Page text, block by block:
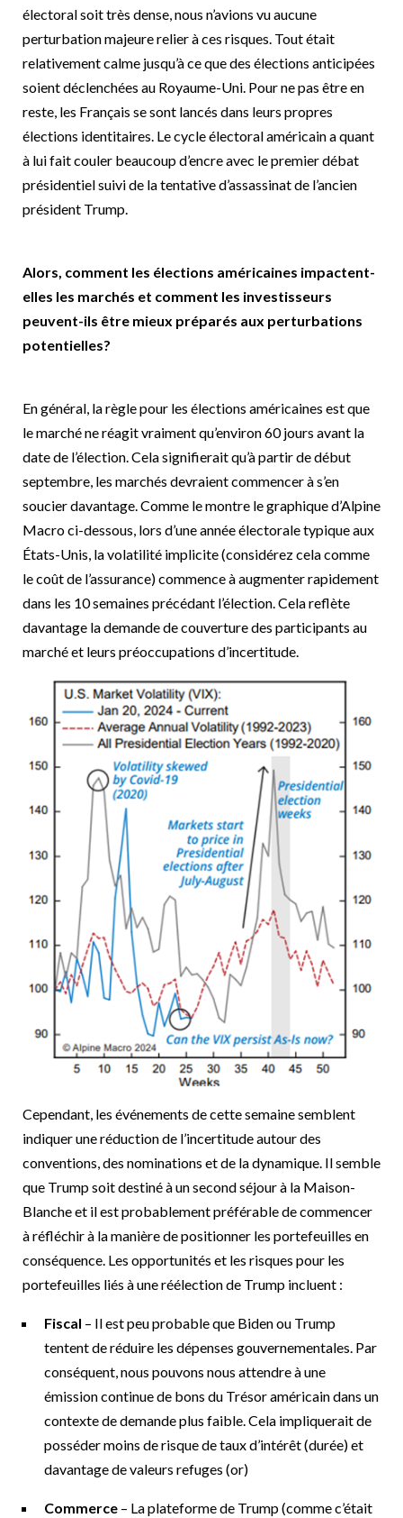
électoral soit très dense, nous n’avions vu aucune
perturbation majeure relier à ces risques. Tout était
relativement calme jusqu’à ce que des élections anticipées
soient déclenchées au Royaume-Uni. Pour ne pas être en
reste, les Français se sont lancés dans leurs propres
élections identitaires. Le cycle électoral américain a quant
à lui fait couler beaucoup d’encre avec le premier débat
présidentiel suivi de la tentative d’assassinat de l’ancien
président Trump.
Alors, comment les élections américaines impactent-
elles les marchés et comment les investisseurs
peuvent-ils être mieux préparés aux perturbations
potentielles?
En général, la règle pour les élections américaines est que
le marché ne réagit vraiment qu’environ 60 jours avant la
date de l’élection. Cela signifierait qu’à partir de début
septembre, les marchés devraient commencer à s’en
soucier davantage. Comme le montre le graphique d’Alpine
Macro ci-dessous, lors d’une année électorale typique aux
États-Unis, la volatilité implicite (considérez cela comme
le coût de l’assurance) commence à augmenter rapidement
dans les 10 semaines précédant l’élection. Cela reflète
davantage la demande de couverture des participants au
marché et leurs préoccupations d’incertitude.
Cependant, les événements de cette semaine semblent
indiquer une réduction de l’incertitude autour des
conventions, des nominations et de la dynamique. Il semble
que Trump soit destiné à un second séjour à la Maison-
Blanche et il est probablement préférable de commencer
à réfléchir à la manière de positionner les portefeuilles en
conséquence. Les opportunités et les risques pour les
portefeuilles liés à une réélection de Trump incluent :
Fiscal – Il est peu probable que Biden ou Trump
tentent de réduire les dépenses gouvernementales. Par
conséquent, nous pouvons nous attendre à une
émission continue de bons du Trésor américain dans un
contexte de demande plus faible. Cela impliquerait de
posséder moins de risque de taux d’intérêt (durée) et
davantage de valeurs refuges (or)
Commerce– La plateforme de Trump (comme c’était